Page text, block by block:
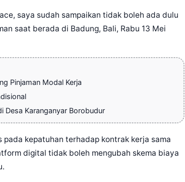
saya sudah sampaikan tidak boleh ada dulu
saat berada di Badung, Bali, Rabu 13 Mei
Pinjaman Modal Kerja
Desa Karanganyar Borobudur
kepatuhan terhadap kontrak kerja sama
digital tidak boleh mengubah skema biaya